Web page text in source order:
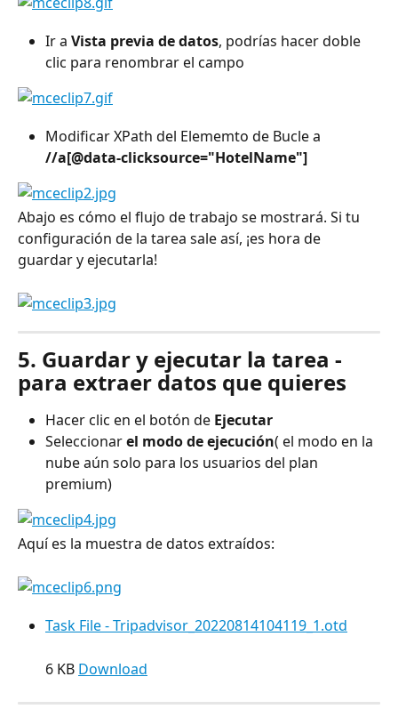
Ir a Vista previa de datos, podrías hacer doble
clic para renombrar el campo
Modificar XPath del Elememto de Bucle a
//a[@data-clicksource="HotelName"]
Abajo es cómo el flujo de trabajo se mostrará. Si tu
configuración de la tarea sale así, ¡es hora de
guardar y ejecutarla!
5. Guardar y ejecutar la tarea -
para extraer datos que quieres
Hacer clic en el botón de Ejecutar
Seleccionar el modo de ejecución( el modo en la
nube aún solo para los usuarios del plan
premium)
Aquí es la muestra de datos extraídos:
Task File - Tripadvisor_20220814104119_1.otd
6 KB Download